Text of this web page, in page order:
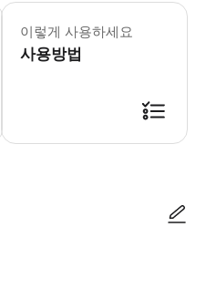
▶ 주의사항 - 🔸기타 안내 공연이 끝
이렇게 사용하세요
사용방법